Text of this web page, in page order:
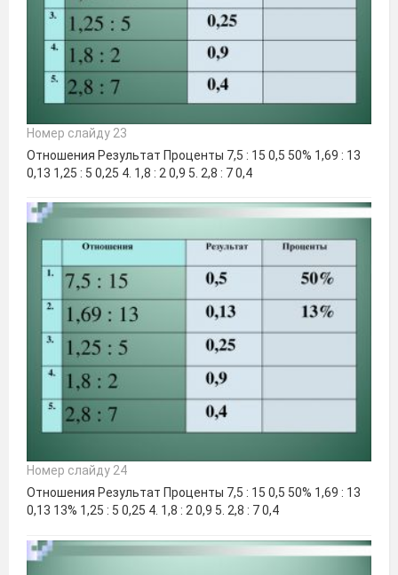
Номер слайду 23
Отношения Результат Проценты 7,5 : 15 0,5 50% 1,69 : 13
0,13 1,25 : 5 0,25 4. 1,8 : 2 0,9 5. 2,8 : 7 0,4
Номер слайду 24
Отношения Результат Проценты 7,5 : 15 0,5 50% 1,69 : 13
0,13 13% 1,25 : 5 0,25 4. 1,8 : 2 0,9 5. 2,8 : 7 0,4